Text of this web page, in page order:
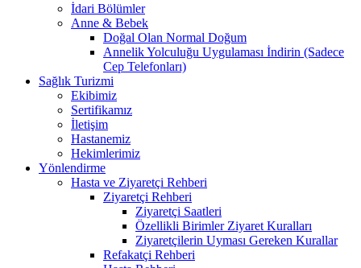
İdari Bölümler
Anne & Bebek
Doğal Olan Normal Doğum
Annelik Yolculuğu Uygulaması İndirin (Sadece
Cep Telefonları)
Sağlık Turizmi
Ekibimiz
Sertifikamız
İletişim
Hastanemiz
Hekimlerimiz
Yönlendirme
Hasta ve Ziyaretçi Rehberi
Ziyaretçi Rehberi
Ziyaretçi Saatleri
Özellikli Birimler Ziyaret Kuralları
Ziyaretçilerin Uyması Gereken Kurallar
Refakatçi Rehberi